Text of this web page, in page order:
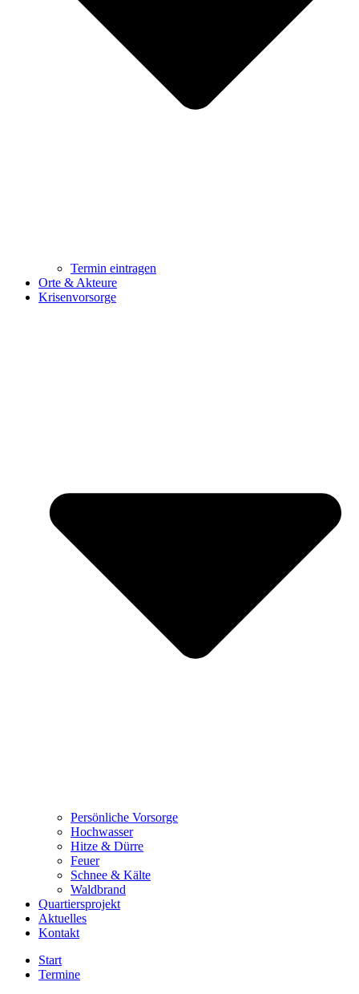
Termin eintragen
Orte & Akteure
Krisenvorsorge
Persönliche Vorsorge
Hochwasser
Hitze & Dürre
Feuer
Schnee & Kälte
Waldbrand
Quartiersprojekt
Aktuelles
Kontakt
Start
Termine